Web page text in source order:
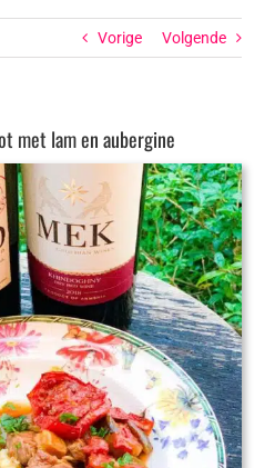
Vorige Volgende
met lam en aubergine